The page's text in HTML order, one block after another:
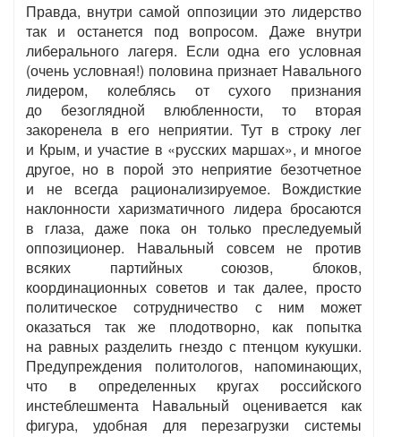
Правда, внутри самой оппозиции это лидерство
так и останется под вопросом. Даже внутри
либерального лагеря. Если одна его условная
(очень условная!) половина признает Навального
лидером, колеблясь от сухого признания
до безоглядной влюбленности, то вторая
закоренела в его неприятии. Тут в строку лег
и Крым, и участие в «русских маршах», и многое
другое, но в порой это неприятие безотчетное
и не всегда рационализируемое. Вождисткие
наклонности харизматичного лидера бросаются
в глаза, даже пока он только преследуемый
оппозиционер. Навальный совсем не против
всяких партийных союзов, блоков,
координационных советов и так далее, просто
политическое сотрудничество с ним может
оказаться так же плодотворно, как попытка
на равных разделить гнездо с птенцом кукушки.
Предупреждения политологов, напоминающих,
что в определенных кругах российского
инстеблешмента Навальный оценивается как
фигура, удобная для перезагрузки системы